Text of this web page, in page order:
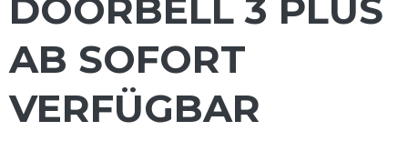
DOORBELL 3 PLUS
AB SOFORT
VERFÜGBAR